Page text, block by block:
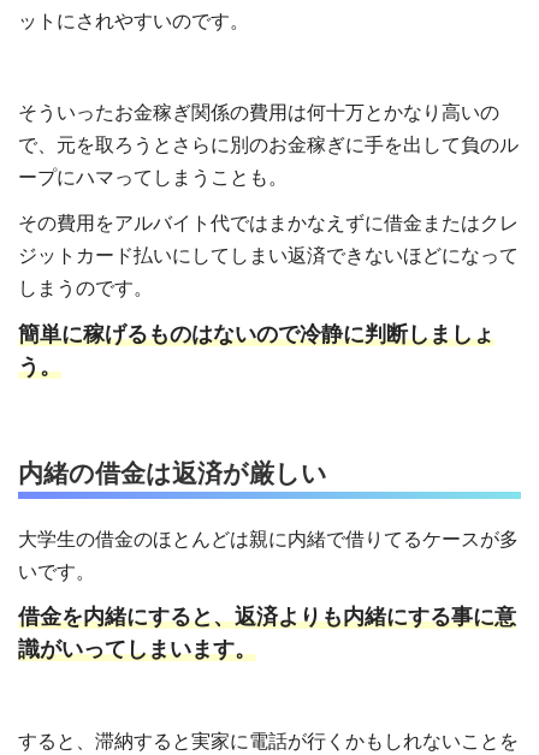
ットにされやすいのです。
そういったお金稼ぎ関係の費用は何十万とかなり高いの
で、元を取ろうとさらに別のお金稼ぎに手を出して負のル
ープにハマってしまうことも。
その費用をアルバイト代ではまかなえずに借金またはクレ
ジットカード払いにしてしまい返済できないほどになって
しまうのです。
簡単に稼げるものはないので冷静に判断しましょ
う。
内緒の借金は返済が厳しい
大学生の借金のほとんどは親に内緒で借りてるケースが多
いです。
借金を内緒にすると、返済よりも内緒にする事に意
識がいってしまいます。
すると、滞納すると実家に電話が行くかもしれないことを